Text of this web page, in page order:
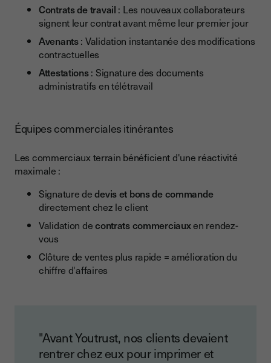
Contrats de travail : Les nouveaux collaborateurs
signent leur contrat avant même leur premier jour
Avenants: Validation instantanée des modifications
contractuelles
Attestations: Signature des documents
administratifs en télétravail
Équipes commerciales itinérantes
Les commerciaux terrain bénéficient d'une réactivité
maximale :
Signature dedevis et bons de commande
directement chez le client
Validation decontrats commerciauxen rendez-
vous
Clôture de ventes plus rapide = amélioration du
chiffre d'affaires
"Avant Youtrust, nos clients devaient
rentrer chez eux pour imprimer et